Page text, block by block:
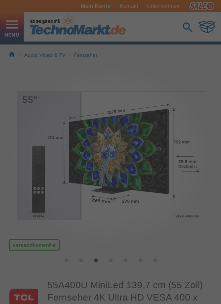
Mein Konto Kontakt Unternehmen
Audio,Video & TV Fernseher
versandkostenfrei
55A400U MiniLed 139,7 cm (55 Zoll)
Fernseher 4K Ultra HD VESA 400 x